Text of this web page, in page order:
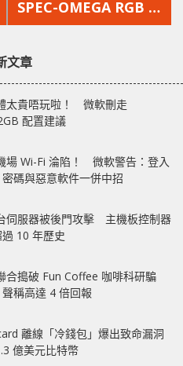
篇
文
SPEC-OMEGA RGB 主
機殼
文章
太貴唔玩啦！ 微軟刪走
配置建議
場 Wi-Fi 淪陷！ 微軟警告：登入
碼與惡意軟件一併中招
伺服器被後門攻擊 主機板控制器
10 年歷史
合搗破 Fun Coffee 咖啡科研騙
稱高達 4 倍回報
離線「冷錢包」爆出致命漏洞
億美元比特幣